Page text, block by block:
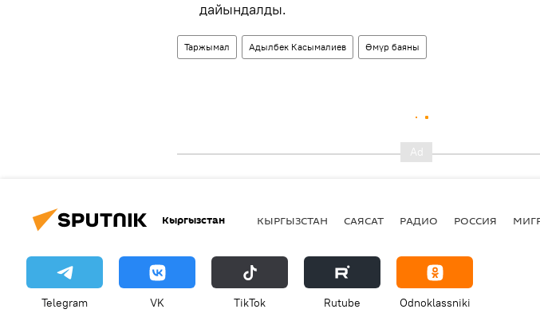
дайындалды.
Таржымал Адылбек Касымалиев Өмүр баяны
Кыргызстан КЫРГЫЗСТАН САЯСАТ РАДИО РОССИЯ
Telegram VK ТikТоk Rutube Odnoklassniki